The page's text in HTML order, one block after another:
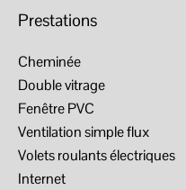
Prestations
Cheminée
Double vitrage
Fenêtre PVC
Ventilation simple flux
Volets roulants électriques
Internet